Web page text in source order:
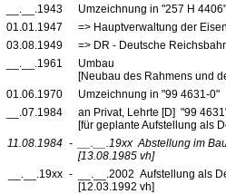
__.__.1943
Umzeichnung in "257 H
01.01.1947
=> Hauptverwaltung der
03.08.1949
=> DR - Deutsche
__.__.1961
Umbau
[Neubau des Rahmens und
01.06.1970
Umzeichnung in "99 4631-0"
__.07.1984
an Privat, Lehrte [D] "99
[für geplante Aufstellung als
11.08.1984 - __.__.19xx Abstellung im
[13.08.1985 vh]
__.__.19xx -
__.__.2002 Aufstellung als
[12.03.1992 vh]